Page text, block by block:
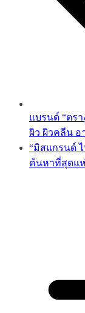
แบรนด์ “ตร
ผิว ผิวคลีน
“มิสแกรนด์ ไ
ค้นหาที่สุดแห่